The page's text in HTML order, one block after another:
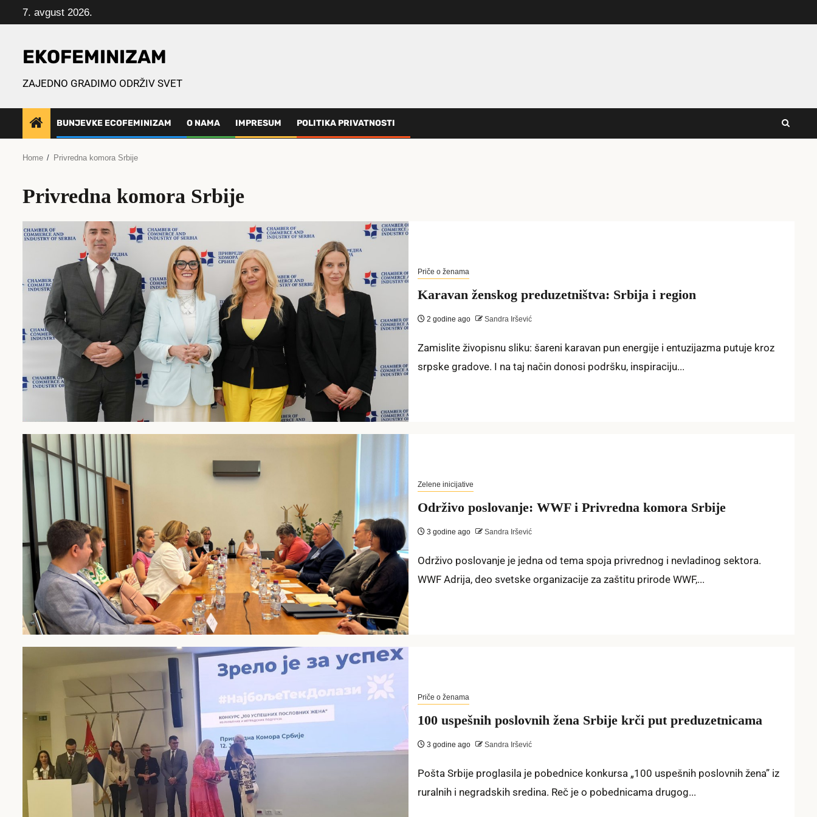
to
7. avgust 2026.
EKOFEMINIZAM
ZAJEDNO GRADIMO ODRŽIV SVET
BUNJEVKE ECOFEMINIZAM O NAMA IMPRESUM POLITIKA PRIVATNOSTI
Home Privredna komora Srbije
Privredna komora Srbije
Priče o ženama
Karavan ženskog preduzetništva: Srbija i region
2 godine ago Sandra Iršević
Zamislite živopisnu sliku: šareni karavan pun energije i entuzijazma putuje kroz
srpske gradove. I na taj način donosi podršku, inspiraciju...
Zelene inicijative
Održivo poslovanje: WWF i Privredna komora Srbije
3 godine ago Sandra Iršević
Održivo poslovanje je jedna od tema spoja privrednog i nevladinog sektora.
WWF Adrija, deo svetske organizacije za zaštitu prirode WWF,...
Priče o ženama
100 uspešnih poslovnih žena Srbije krči put preduzetnicama
3 godine ago Sandra Iršević
Pošta Srbije proglasila je pobednice konkursa „100 uspešnih poslovnih žena” iz
ruralnih i negradskih sredina. Reč je o pobednicama drugog...